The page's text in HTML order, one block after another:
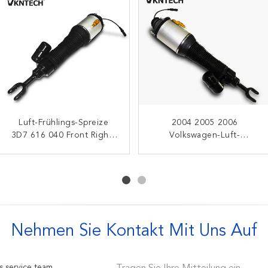
Luft-Frühlings-Spreize
3D7 616 040 Front Rights
2004 2005 2006
Volkswagen-Luft-
Fahrstoßdämpfer VW
PHAETON ISO9001 4L0
955 333 034 20 Ujoin
Luft-Suspendierungs-
Nehmen Sie Kontakt Mit Uns Auf